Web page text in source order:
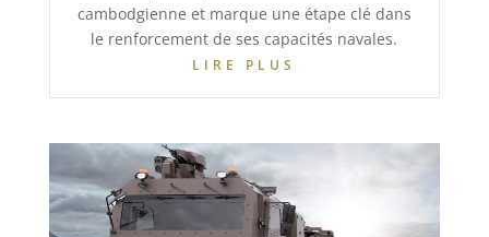
cambodgienne et marque une étape clé dans
le renforcement de ses capacités navales.
LIRE PLUS